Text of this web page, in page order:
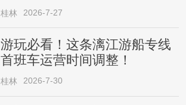
桂林 2026-7-27
游玩必看！这条漓江游船专线
首班车运营时间调整！
桂林 2026-7-30